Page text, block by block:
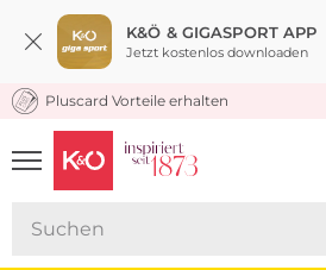
K&Ö & GIGASPORT APP
Jetzt kostenlos downloaden
30 TAGE
Pluscard Vorteile erhalten
UNSERE APP
CLICK &